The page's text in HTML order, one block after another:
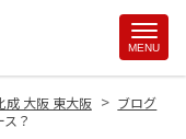
MENU
成 大阪 東大阪 > ブログ
？